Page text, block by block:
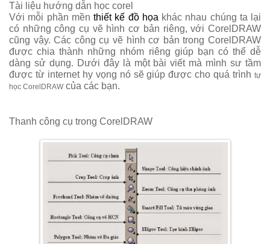
Tài liệu hướng dẫn học corel
Với mỗi phần mền thiết kế đồ họa khác nhau chúng ta lại
có những công cụ vẽ hình cơ bản riêng, với CorelDRAW
cũng vậy. Các công cụ vẽ hình cơ bản trong CorelDRAW
được chia thành những nhóm riêng giúp bạn có thể dễ
dàng sử dụng. Dưới đây là một bài viết mà mình sư tầm
được từ internet hy vọng nó sẽ giúp được cho quá trình tự
học CorelDRAW của các bạn.
Thanh công cụ trong CorelDRAW